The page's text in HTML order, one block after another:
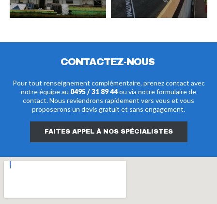
CONTACTEZ-NOUS
Pour tout renseignement complémentaire, prenez contact avec
notre équipe au 0495 / 31 89 44ou via notre formulaire de
contact. Nous reviendrons rapidement vers vous et vous
proposerons un devis gratuit et sans engagement.
FAITES APPEL À NOS SPÉCIALISTES